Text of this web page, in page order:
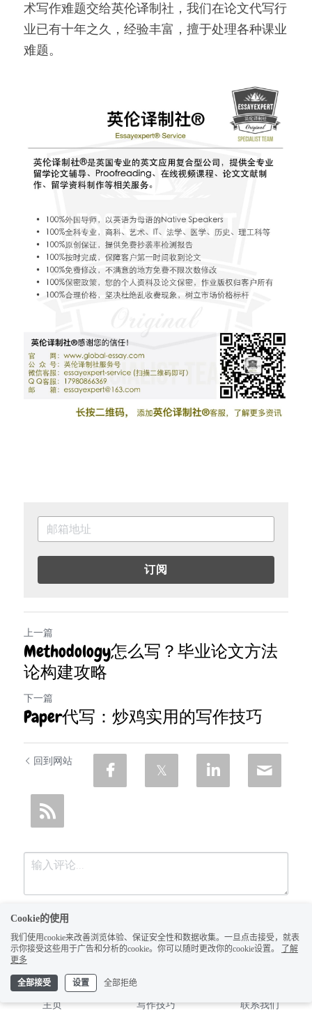
术写作难题交给英伦译制社，我们在论文代写行
业已有十年之久，经验丰富，擅于处理各种课业
难题。
订阅
上一篇
Methodology怎么写？毕业论文方法
论构建攻略
下一篇
Paper代写：炒鸡实用的写作技巧
回到网站
提交 取消
主页 写作技巧 联系我们
Cookie的使用
我们使用cookie来改善浏览体验、保证安全性和数据收集。一旦点击接受，就表
示你接受这些用于广告和分析的cookie。你可以随时更改你的cookie设置。
了解
更多
全部接受 设置 全部拒绝